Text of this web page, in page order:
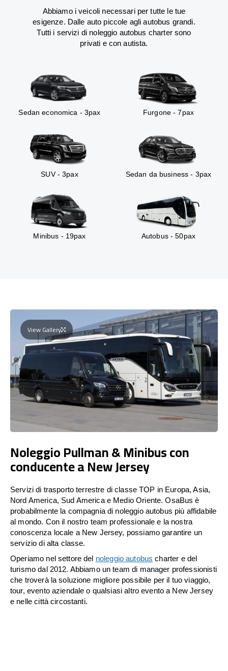
Abbiamo i veicoli necessari per tutte le tue
esigenze. Dalle auto piccole agli autobus grandi.
Tutti i servizi di noleggio autobus charter sono
privati e con autista.
Sedan economica - 3pax Furgone - 7pax
SUV - 3pax Sedan da business - 3pax
Minibus - 19pax Autobus - 50pax
View Gallery
Noleggio Pullman & Minibus con
conducente a New Jersey
Servizi di trasporto terrestre di classe TOP in Europa, Asia,
Nord America, Sud America e Medio Oriente. OsaBus è
probabilmente la compagnia di noleggio autobus più affidabile
al mondo. Con il nostro team professionale e la nostra
conoscenza locale a New Jersey, possiamo garantire un
servizio di alta classe.
Operiamo nel settore del noleggio autobus charter e del
turismo dal 2012. Abbiamo un team di manager professionisti
che troverà la soluzione migliore possibile per il tuo viaggio,
tour, evento aziendale o qualsiasi altro evento a New Jersey
e nelle città circostanti.